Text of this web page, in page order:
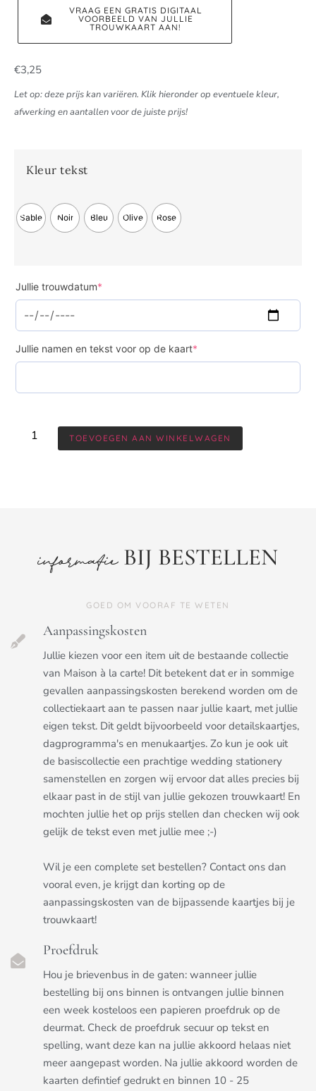
VRAAG EEN GRATIS DIGITAAL
VOORBEELD VAN JULLIE
TROUWKAART AAN!
€3,25
Let op: deze prijs kan variëren. Klik hieronder op eventuele kleur,
afwerking en aantallen voor de juiste prijs!
Kleur tekst
Sable Noir Bleu Olive Rose
Jullie trouwdatum*
Jullie namen en tekst voor op de kaart*
TOEVOEGEN AAN WINKELWAGEN
informatieBIJ BESTELLEN
GOED OM VOORAF TE WETEN
Aanpassingskosten
Jullie kiezen voor een item uit de bestaande collectie
van Maison à la carte! Dit betekent dat er in sommige
gevallen aanpassingskosten berekend worden om de
collectiekaart aan te passen naar jullie kaart, met jullie
eigen tekst. Dit geldt bijvoorbeeld voor detailskaartjes,
dagprogramma's en menukaartjes. Zo kun je ook uit
de basiscollectie een prachtige wedding stationery
samenstellen en zorgen wij ervoor dat alles precies bij
elkaar past in de stijl van jullie gekozen trouwkaart! En
mochten jullie het op prijs stellen dan checken wij ook
gelijk de tekst even met jullie mee ;-)
Wil je een complete set bestellen? Contact ons dan
vooral even, je krijgt dan korting op de
aanpassingskosten van de bijpassende kaartjes bij je
trouwkaart!
Proefdruk
Hou je brievenbus in de gaten: wanneer jullie
bestelling bij ons binnen is ontvangen jullie binnen
een week kosteloos een papieren proefdruk op de
deurmat. Check de proefdruk secuur op tekst en
spelling, want deze kan na jullie akkoord helaas niet
meer aangepast worden. Na jullie akkoord worden de
kaarten defintief gedrukt en binnen 10 - 25